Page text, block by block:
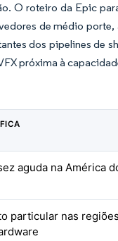
O roteiro da Epic
de médio
dos pipelines de
próxima à
aguda na América
particular nas regiões